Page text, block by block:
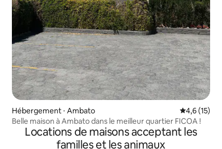
Hébergement ⋅ Ambato Évaluation
4,6 (15)
Belle maison à Ambato dans le meilleur quartier FICOA !
Locations de maisons acceptant les
familles et les animaux